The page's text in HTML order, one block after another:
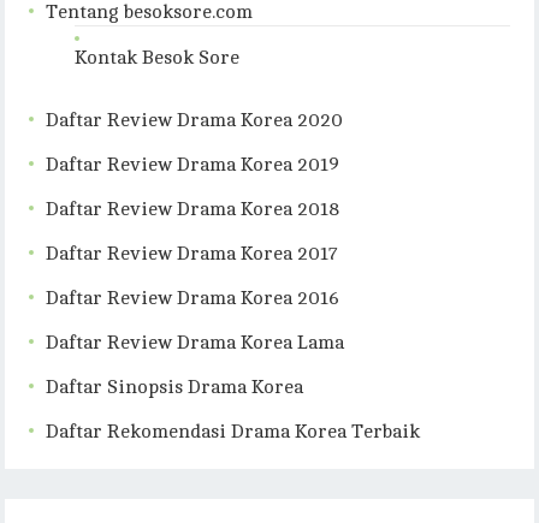
Tentang besoksore.com
Kontak Besok Sore
Daftar Review Drama Korea 2020
Daftar Review Drama Korea 2019
Daftar Review Drama Korea 2018
Daftar Review Drama Korea 2017
Daftar Review Drama Korea 2016
Daftar Review Drama Korea Lama
Daftar Sinopsis Drama Korea
Daftar Rekomendasi Drama Korea Terbaik